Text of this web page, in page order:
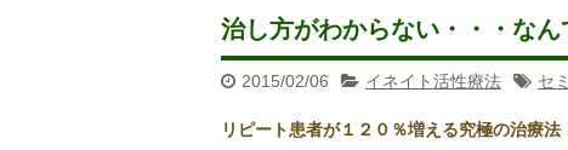
治し方がわからない・・・なん
2015/02/06 イネイト活性療法 セ
リピート患者が１２０％増える究極の治療法